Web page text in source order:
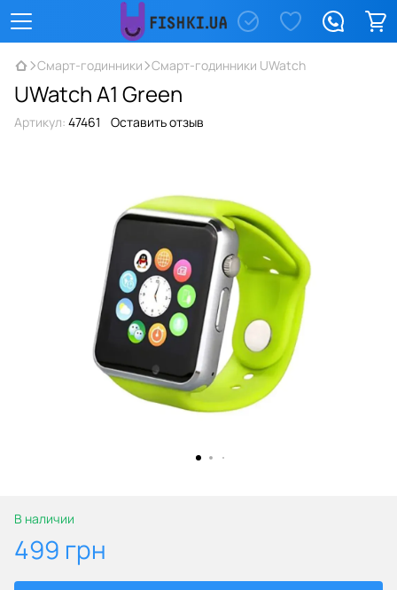
Смарт-годинники Смарт-годинники UWatch
UWatch A1 Green
Артикул: 47461 Оставить отзыв
В наличии
499 грн